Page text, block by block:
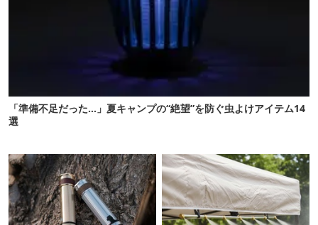
「準備不足だった…」夏キャンプの“絶望”を防ぐ虫よけアイテム14
選